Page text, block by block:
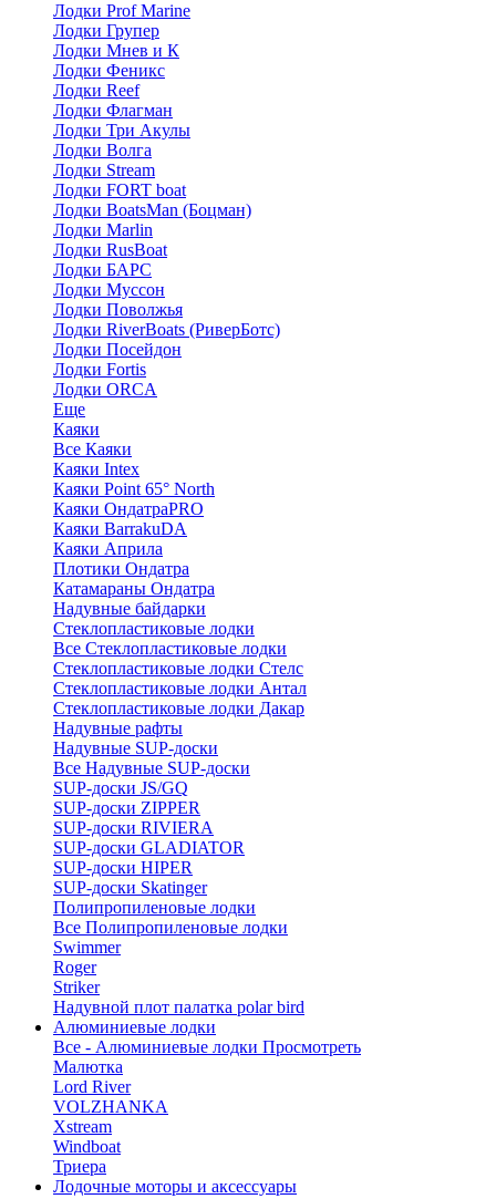
Лодки Prof Marine
Лодки Групер
Лодки Мнев и К
Лодки Феникс
Лодки Reef
Лодки Флагман
Лодки Три Акулы
Лодки Волга
Лодки Stream
Лодки FORT boat
Лодки BoatsMan (Боцман)
Лодки Marlin
Лодки RusBoat
Лодки БАРС
Лодки Муссон
Лодки Поволжья
Лодки RiverBoats (РиверБотс)
Лодки Посейдон
Лодки Fortis
Лодки ORCA
Еще
Каяки
Все Каяки
Каяки Intex
Каяки Point 65° North
Каяки ОндатраPRO
Каяки BarrakuDA
Каяки Априла
Плотики Ондатра
Катамараны Ондатра
Надувные байдарки
Стеклопластиковые лодки
Все Стеклопластиковые лодки
Стеклопластиковые лодки Стелс
Стеклопластиковые лодки Антал
Стеклопластиковые лодки Дакар
Надувные рафты
Надувные SUP-доски
Все Надувные SUP-доски
SUP-доски JS/GQ
SUP-доски ZIPPER
SUP-доски RIVIERA
SUP-доски GLADIATOR
SUP-доски HIPER
SUP-доски Skatinger
Полипропиленовые лодки
Все Полипропиленовые лодки
Swimmer
Roger
Striker
Надувной плот палатка polar bird
Алюминиевые лодки
Все - Алюминиевые лодки Просмотреть
Малютка
Lord River
VOLZHANKA
Xstream
Windboat
Триера
Лодочные моторы и аксессуары